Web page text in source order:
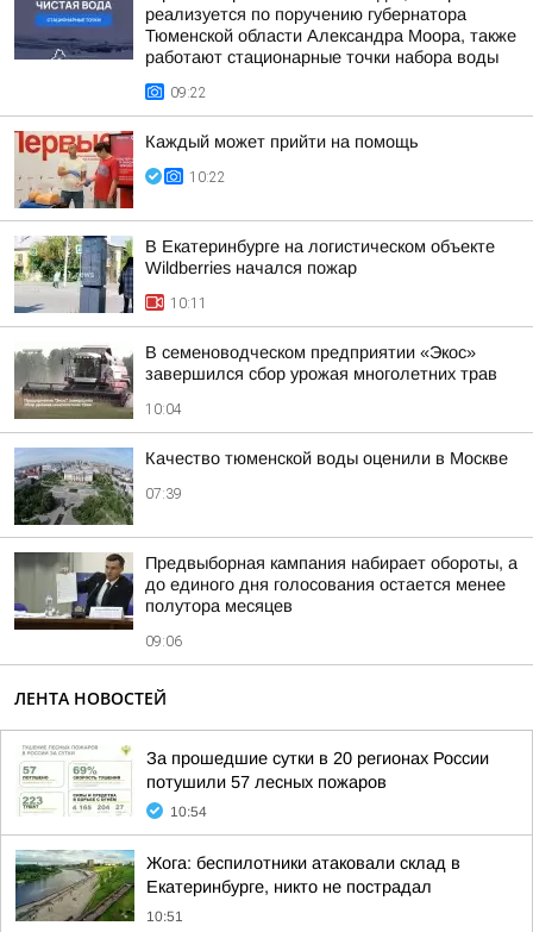
реализуется по поручению губернатора
Тюменской области Александра Моора, также
работают стационарные точки набора воды
09:22
Каждый может прийти на помощь
10:22
В Екатеринбурге на логистическом объекте
Wildberries начался пожар
10:11
В семеноводческом предприятии «Экос»
завершился сбор урожая многолетних трав
10:04
Качество тюменской воды оценили в Москве
07:39
Предвыборная кампания набирает обороты, а
до единого дня голосования остается менее
полутора месяцев
09:06
ЛЕНТА НОВОСТЕЙ
За прошедшие сутки в 20 регионах России
потушили 57 лесных пожаров
10:54
Жога: беспилотники атаковали склад в
Екатеринбурге, никто не пострадал
10:51